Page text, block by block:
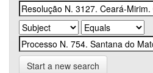
Start a new search